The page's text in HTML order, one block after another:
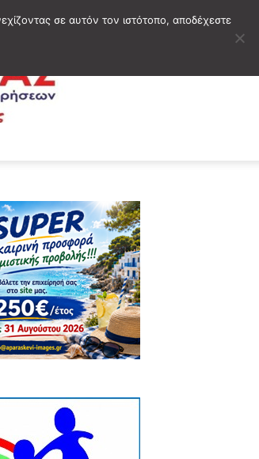
σε αυτόν τον ιστότοπο, αποδέχεστε